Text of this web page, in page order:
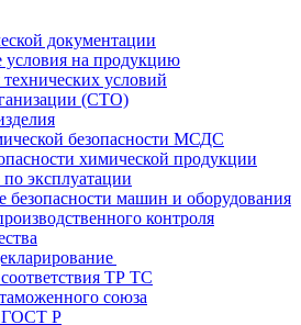
документации
условия на продукцию
технических условий
(СТО)
безопасности МСДС
химической продукции
по эксплуатации
безопасности машин и оборудования
контроля
ТР ТС
союза
ГОСТ Р